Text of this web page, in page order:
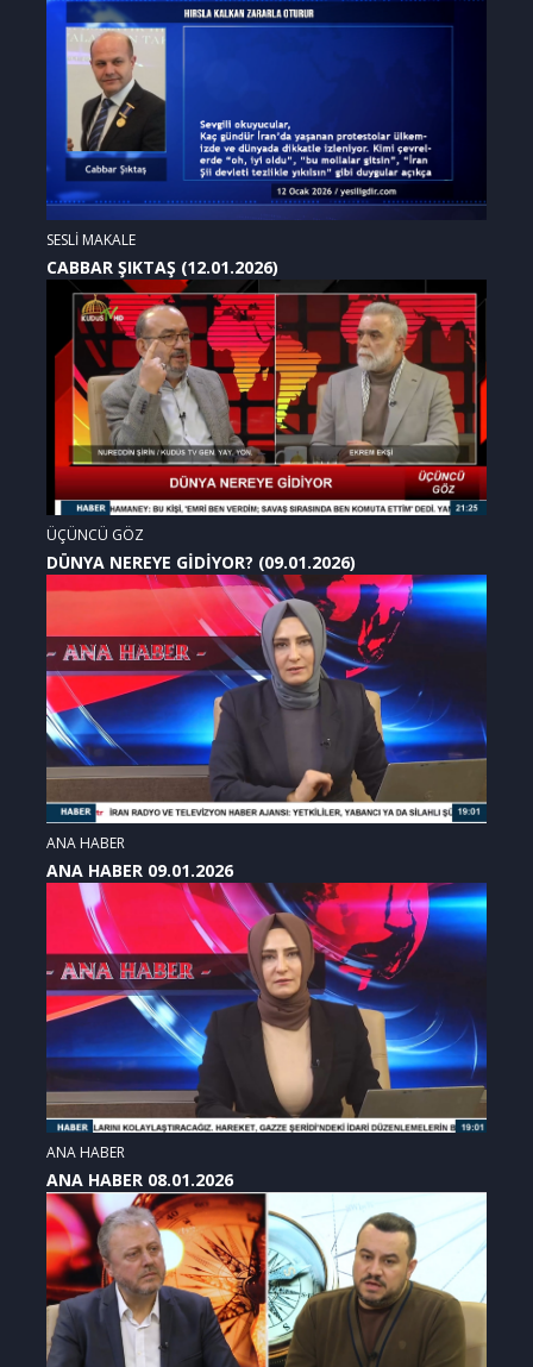
SESLİ MAKALE
CABBAR ŞIKTAŞ (12.01.2026)
ÜÇÜNCÜ GÖZ
DÜNYA NEREYE GİDİYOR? (09.01.2026)
ANA HABER
ANA HABER 09.01.2026
ANA HABER
ANA HABER 08.01.2026